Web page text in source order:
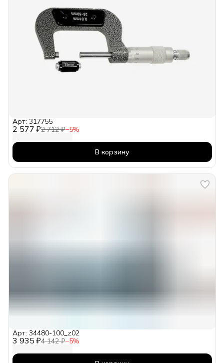
2 577 ₽2 712 ₽−5%
Арт: 317755
В корзину
3 935 ₽4 142 ₽−5%
Арт: 34480-100_z02